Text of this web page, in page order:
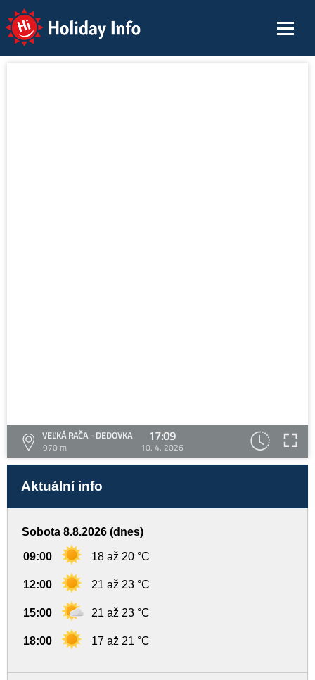
Holiday Info
VEĽKÁ RAČA - DEDOVKA
970 m
17:09
10. 4. 2026
Aktuální info
Sobota 8.8.2026 (dnes)
09:00 18 až 20 °C
12:00 21 až 23 °C
15:00 21 až 23 °C
18:00 17 až 21 °C